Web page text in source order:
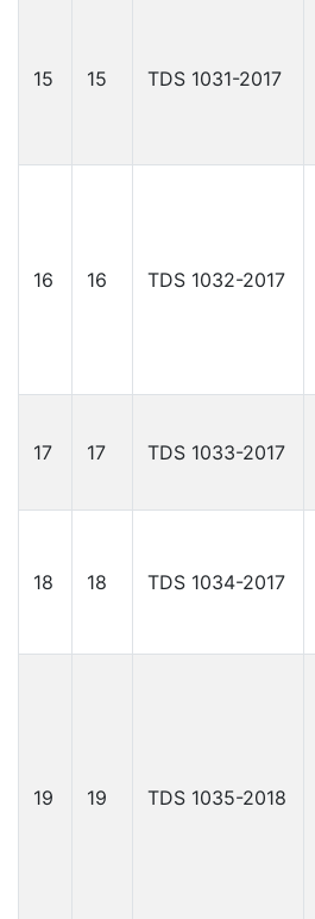
15 15 TDS 1031-2017
16 16 TDS 1032-2017
17 17 TDS 1033-2017
18 18 TDS 1034-2017
19 19 TDS 1035-2018